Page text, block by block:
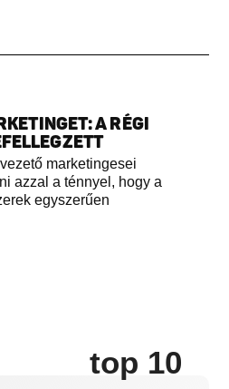
A RÉGI
marketingesei
azzal a ténnyel, hogy a
egyszerűen
top 10